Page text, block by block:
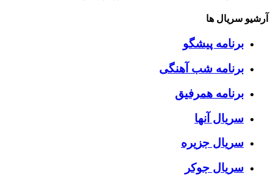
آرشیو سریال ها
برنامه پیشگو
برنامه شب آهنگی
برنامه همرفیق
سریال آنها
سریال جزیره
سریال جوکر